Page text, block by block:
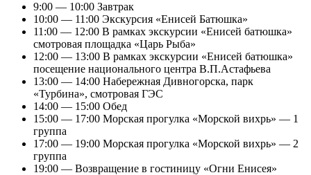
9:00 — 10:00 Завтрак
10:00 — 11:00 Экскурсия «Енисей Батюшка»
11:00 — 12:00 В рамках экскурсии «Енисей батюшка»
смотровая площадка «Царь Рыба»
12:00 — 13:00 В рамках экскурсии «Енисей батюшка»
посещение национального центра В.П.Астафьева
13:00 — 14:00 Набережная Дивногорска, парк
«Турбина», смотровая ГЭС
14:00 — 15:00 Обед
15:00 — 17:00 Морская прогулка «Морской вихрь» — 1
группа
17:00 — 19:00 Морская прогулка «Морской вихрь» — 2
группа
19:00 — Возвращение в гостиницу «Огни Енисея»